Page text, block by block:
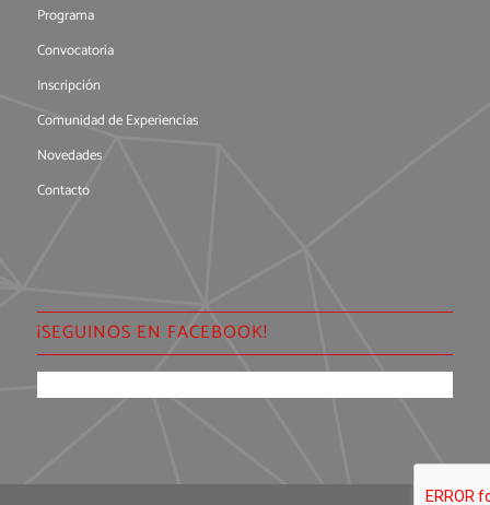
Programa
Convocatoria
Inscripción
Comunidad de Experiencias
Novedades
Contacto
¡SEGUINOS EN FACEBOOK!